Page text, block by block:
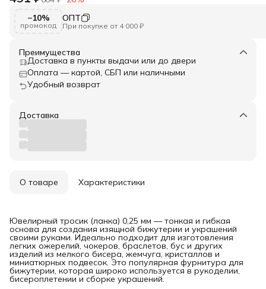
−10%
промокод
ОПТ
При покупке от 4 000 ₽
Преимущества
Доставка в пункты выдачи или до двери
Оплата — картой, СБП или наличными
Удобный возврат
Доставка
О товаре Характеристики
Ювелирный тросик (ланка) 0,25 мм — тонкая и гибкая
основа для создания изящной бижутерии и украшений
своими руками. Идеально подходит для изготовления
легких ожерелий, чокеров, браслетов, бус и других
изделий из мелкого бисера, жемчуга, кристаллов и
миниатюрных подвесок. Это популярная фурнитура для
бижутерии, которая широко используется в рукоделии,
бисероплетении и сборке украшений.